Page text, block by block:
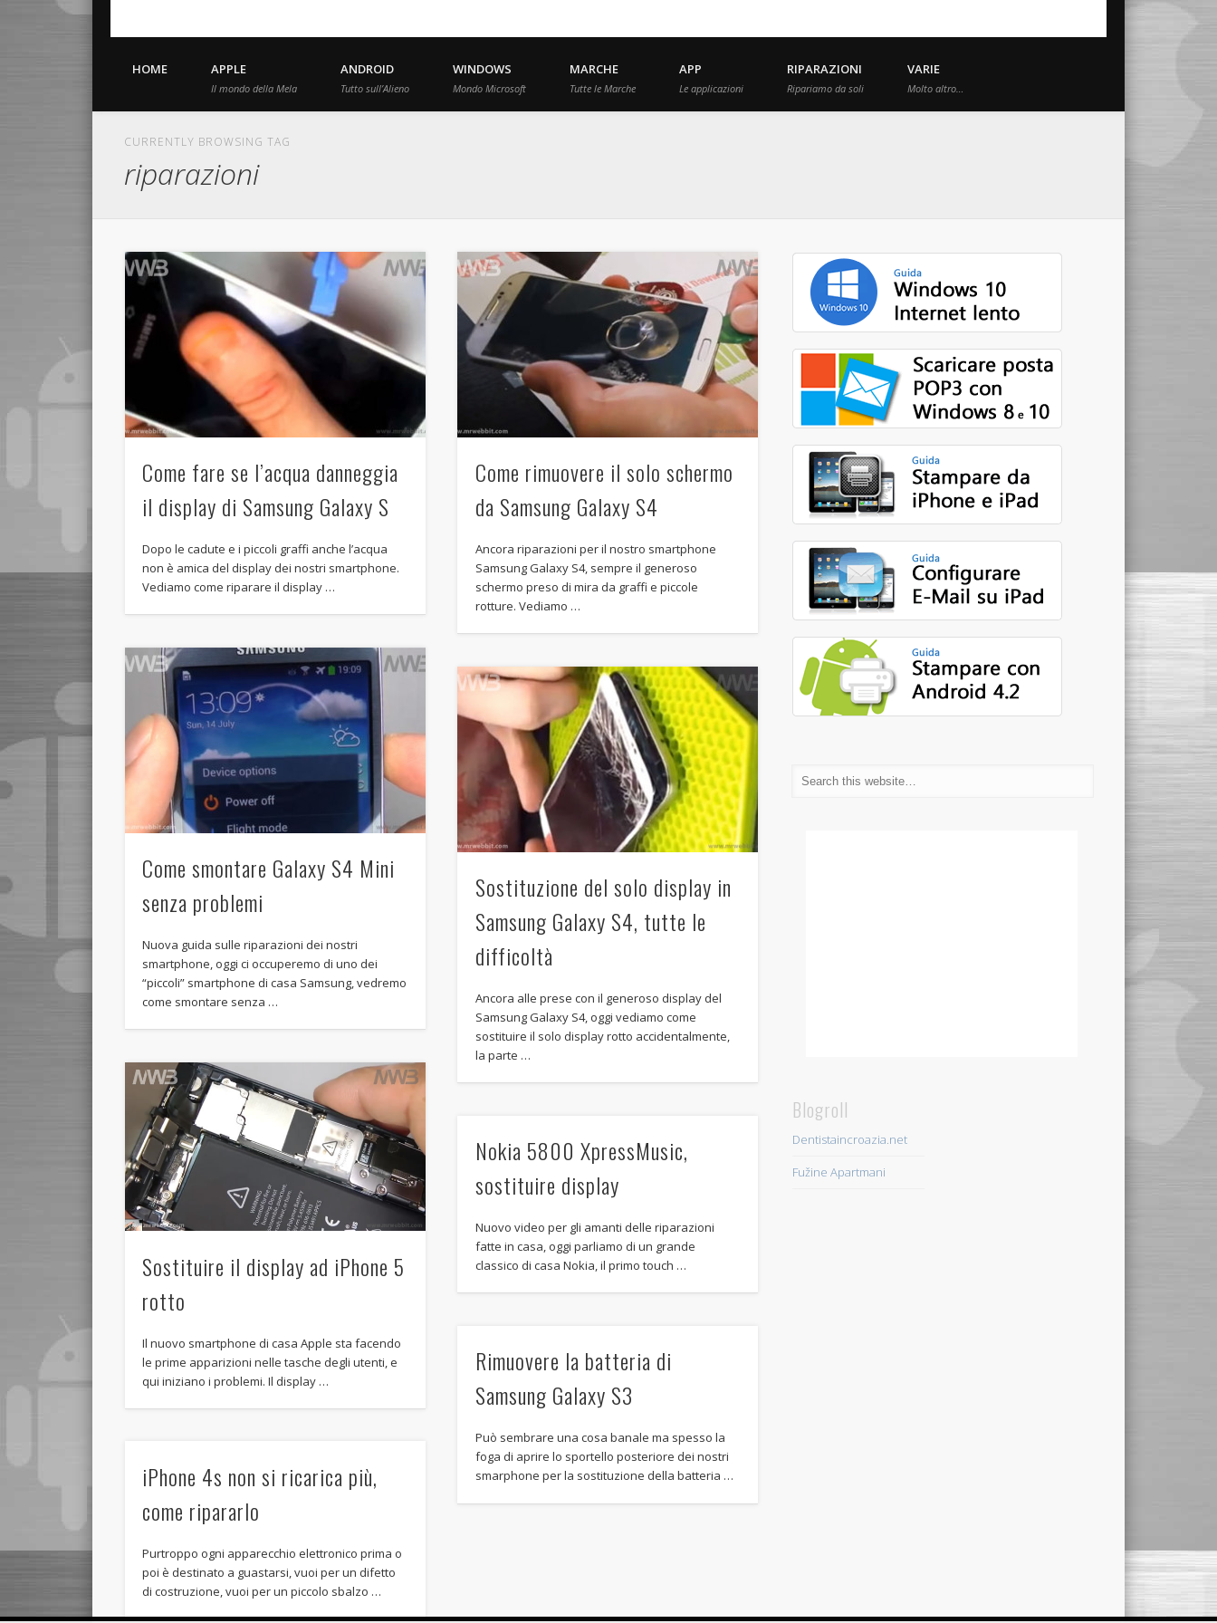
HOME APPLE
Il mondo della Mela
ANDROID
Tutto sull’Alieno
WINDOWS
Mondo Microsoft
MARCHE
Tutte le Marche
APP
Le applicazioni
RIPARAZIONI
Ripariamo da soli
VARIE
Molto altro…
CURRENTLY BROWSING TAG
riparazioni
Come fare se l’acqua danneggia
il display di Samsung Galaxy S
Dopo le cadute e i piccoli graffi anche l’acqua
non è amica del display dei nostri smartphone.
Vediamo come riparare il display …
Come rimuovere il solo schermo
da Samsung Galaxy S4
Ancora riparazioni per il nostro smartphone
Samsung Galaxy S4, sempre il generoso
schermo preso di mira da graffi e piccole
rotture. Vediamo …
Come smontare Galaxy S4 Mini
senza problemi
Nuova guida sulle riparazioni dei nostri
smartphone, oggi ci occuperemo di uno dei
“piccoli” smartphone di casa Samsung, vedremo
come smontare senza …
Sostituzione del solo display in
Samsung Galaxy S4, tutte le
difficoltà
Ancora alle prese con il generoso display del
Samsung Galaxy S4, oggi vediamo come
sostituire il solo display rotto accidentalmente,
la parte …
Sostituire il display ad iPhone 5
rotto
Il nuovo smartphone di casa Apple sta facendo
le prime apparizioni nelle tasche degli utenti, e
qui iniziano i problemi. Il display …
Nokia 5800 XpressMusic,
sostituire display
Nuovo video per gli amanti delle riparazioni
fatte in casa, oggi parliamo di un grande
classico di casa Nokia, il primo touch …
Rimuovere la batteria di
Samsung Galaxy S3
Può sembrare una cosa banale ma spesso la
foga di aprire lo sportello posteriore dei nostri
smarphone per la sostituzione della batteria …
iPhone 4s non si ricarica più,
come ripararlo
Purtroppo ogni apparecchio elettronico prima o
poi è destinato a guastarsi, vuoi per un difetto
di costruzione, vuoi per un piccolo sbalzo …
Blogroll
Dentistaincroazia.net
Fužine Apartmani